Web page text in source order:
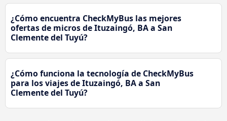
¿Cómo encuentra CheckMyBus las mejores
ofertas de micros de Ituzaingó, BA a San
Clemente del Tuyú?
¿Cómo funciona la tecnología de CheckMyBus
para los viajes de Ituzaingó, BA a San
Clemente del Tuyú?